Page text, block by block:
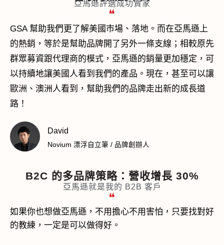
亞馬遜評選成功賣家
❝
GSA 幫助我們更了解美國市場、落地。而在亞馬遜上
的熱銷，等於是幫助品牌開了另外一條支線；相較原先
群眾募資跟代理商的模式，亞馬遜的銷量更加穩定，可
以持續地讓美國人看到我們的產品。現在，甚至可以讓
歐洲、澳洲人看到，幫助我們的品牌走出新的成長道
路！
David
Novium 漂浮自立筆 / 品牌創辦人
B2C 的多品牌策略： 營收增長 30%
亞馬遜就是我的 B2B 客戶
❝
如果你也想做亞馬遜，不用擔心不用害怕，只要找對好
的教練，一定是可以做得好。